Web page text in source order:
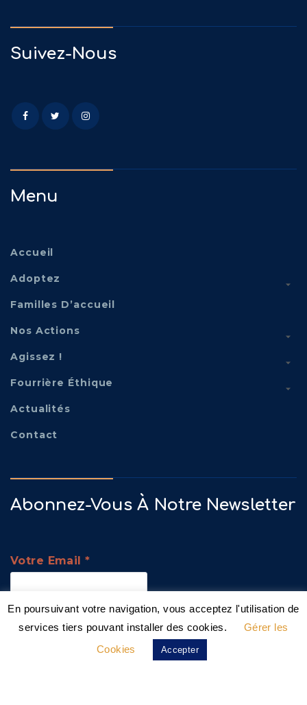
Suivez-Nous
Menu
Accueil
Adoptez
Familles D’accueil
Nos Actions
Agissez !
Fourrière Éthique
Actualités
Contact
Abonnez-Vous À Notre Newsletter
Votre Email*
Nous gardons vos données privées et ne les
partageons qu’avec les tierces parties qui
rendent ce service possible.Lire notre politique
En poursuivant votre navigation, vous acceptez l'utilisation de
services tiers pouvant installer des cookies.
Gérer les
Cookies
Accepter